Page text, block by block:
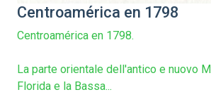
Centroamérica en 1798
Centroamérica en 1798.
La parte orientale dell'antico e nuovo
Florida e la Bassa...